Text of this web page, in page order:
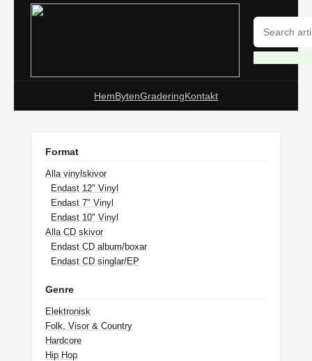
HemBytenGraderingKontakt
Format
Alla vinylskivor
Endast 12" Vinyl
Endast 7" Vinyl
Endast 10" Vinyl
Alla CD skivor
Endast CD album/boxar
Endast CD singlar/EP
Genre
Elektronisk
Folk, Visor & Country
Hardcore
Hip Hop